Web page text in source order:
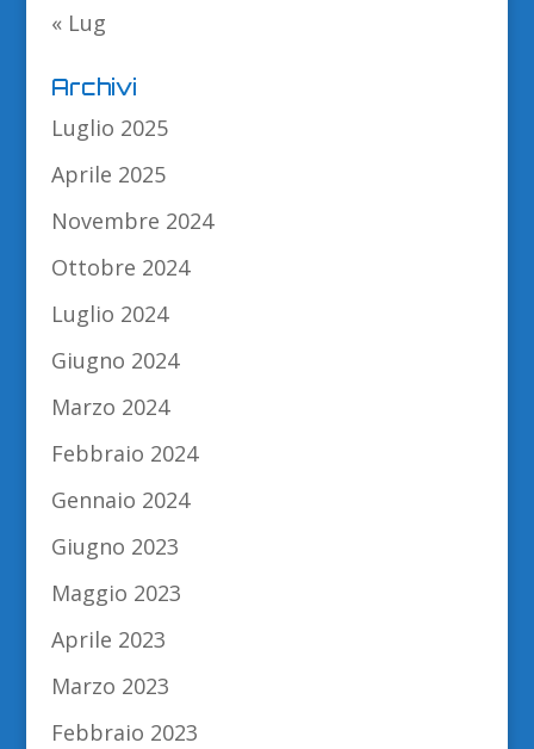
« Lug
Archivi
Luglio 2025
Aprile 2025
Novembre 2024
Ottobre 2024
Luglio 2024
Giugno 2024
Marzo 2024
Febbraio 2024
Gennaio 2024
Giugno 2023
Maggio 2023
Aprile 2023
Marzo 2023
Febbraio 2023